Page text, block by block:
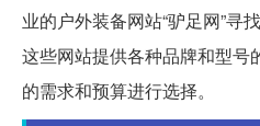
业的户外装备网站“驴足网”寻
这些网站提供各种品牌和型号
的需求和预算进行选择。